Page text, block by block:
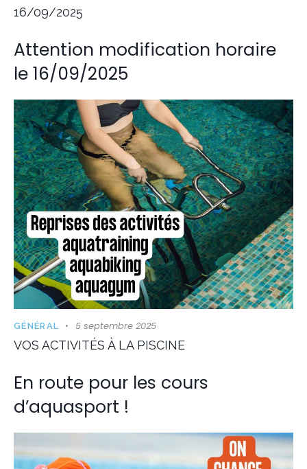
16/09/2025
Attention modification horaire
le 16/09/2025
GÉNÉRAL 5 septembre 2025
VOS ACTIVITÉS À LA PISCINE
En route pour les cours
d’aquasport !